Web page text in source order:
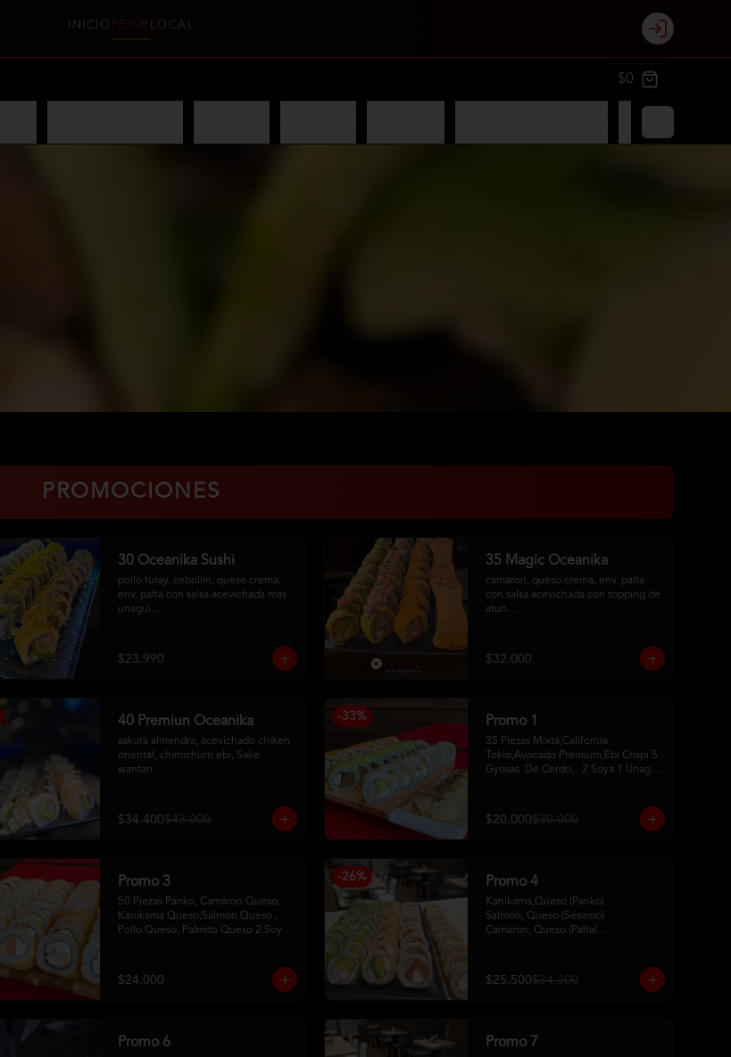
INICIO PEDIR LOCAL
Login
$0
PROMOCIONES
30 Oceanika Sushi
pollo furay, cebollin, queso crema,
env. palta con salsa acevichada mas
unagui
salmon furay, palta, cebollin, env.
panko con salsa maracuya
$23.990
35 Magic Oceanika
camaron, queso crema, env. palta
con salsa acevichada con topping de
atun
salsa acevichada
pollo, queso crema, cebollin, env.
$32.000
40 Premiun Oceanika
sakura almendra, acevichado chiken
oriental, chimichurri ebi, Sake
wantan
$34.400$43.000
-33% Promo 1
35 Piezas Mixta,California
Tokio,Avocado Premium,Ebi Crispi 5
Gyosas  De Cerdo,   2 Soya 1 Unagui
$20.000$30.000
Promo 3
50 Piezas Panko, Camaron Queso,
Kanikama Queso,Salmon Queso ,
Pollo Queso, Palmito Queso 2 Soya2
$24.000
-26% Promo 4
Kanikama,Queso (Panko)
Salmón, Queso (Sesamo)
Camaron, Queso (Palta)
$25.500$34.300
Promo 6 Promo 7